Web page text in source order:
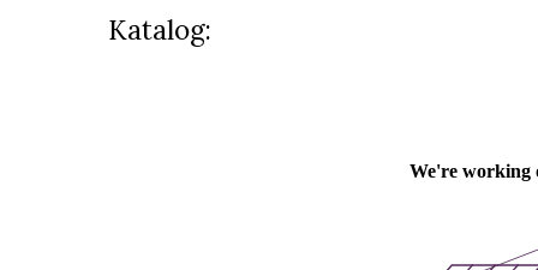
Katalog: